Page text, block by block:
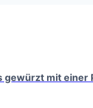
gewürzt mit einer